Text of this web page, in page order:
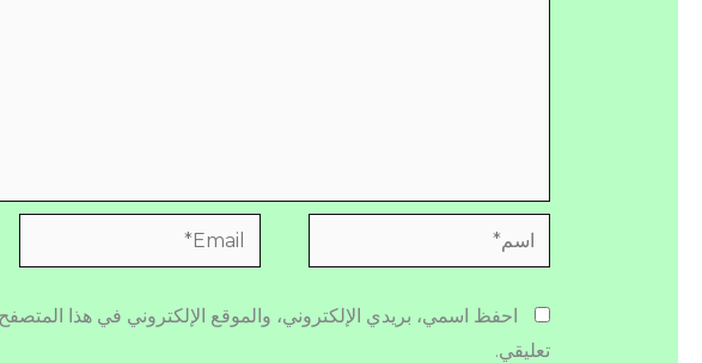
اسم* Email*
احفظ اسمي، بريدي الإلكتروني، والموقع الإلكتروني في هذا
تعليقي.